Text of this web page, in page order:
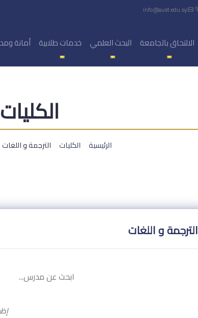
الالتحاق بالجامعة البحث العلمي خدمات طلابية أمانة
الكليات
الرئيسية الكليات الترجمة و اللغات
الترجمة و اللغات
إظهار 1-12